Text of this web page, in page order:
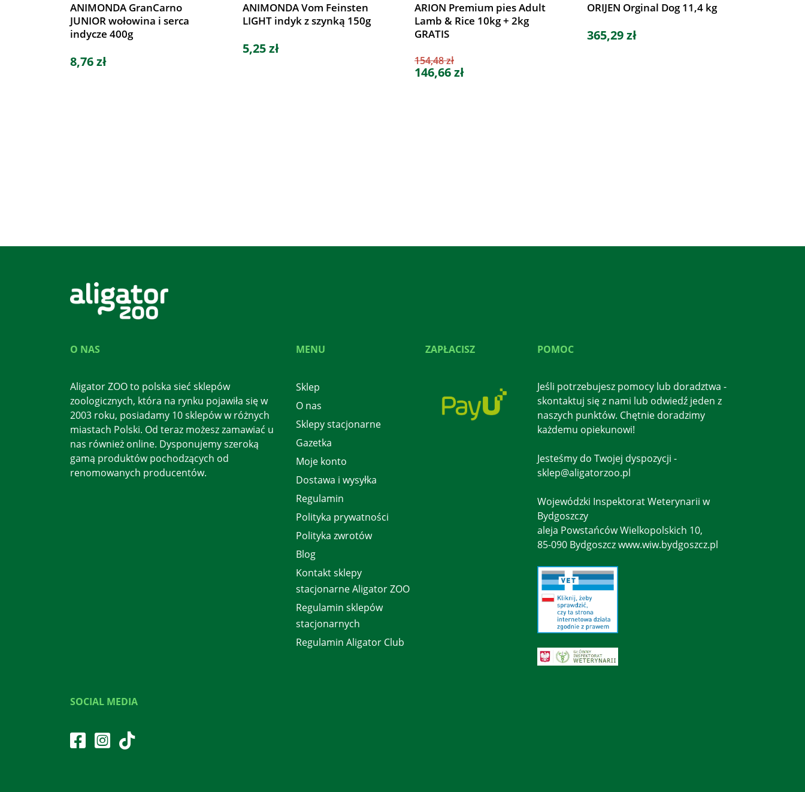
ANIMONDA GranCarno
JUNIOR wołowina i serca
indycze 400g
8,76 zł
ANIMONDA Vom Feinsten
LIGHT indyk z szynką 150g
5,25 zł
ARION Premium pies Adult
Lamb & Rice 10kg + 2kg
GRATIS
154,48 zł
146,66 zł
ORIJEN Orginal Dog 11,4 kg
365,29 zł
O NAS
Aligator ZOO to polska sieć sklepów
zoologicznych, która na rynku pojawiła się w
2003 roku, posiadamy 10 sklepów w różnych
miastach Polski. Od teraz możesz zamawiać u
nas również online. Dysponujemy szeroką
gamą produktów pochodzących od
renomowanych producentów.
MENU
Sklep
O nas
Sklepy stacjonarne
Gazetka
Moje konto
Dostawa i wysyłka
Regulamin
Polityka prywatności
Polityka zwrotów
Blog
Kontakt sklepy
stacjonarne Aligator ZOO
Regulamin sklepów
stacjonarnych
Regulamin Aligator Club
ZAPŁACISZ POMOC
Jeśli potrzebujesz pomocy lub doradztwa -
skontaktuj się z nami lub odwiedź jeden z
naszych punktów. Chętnie doradzimy
każdemu opiekunowi!
Jesteśmy do Twojej dyspozycji -
sklep@aligatorzoo.pl
Wojewódzki Inspektorat Weterynarii w
Bydgoszczy
aleja Powstańców Wielkopolskich 10,
85-090 Bydgoszcz www.wiw.bydgoszcz.pl
SOCIAL MEDIA